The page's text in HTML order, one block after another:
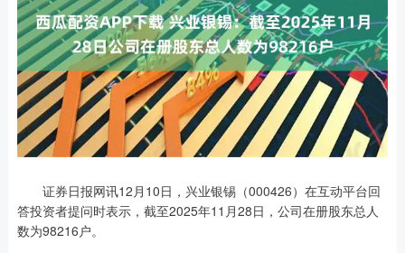
证券日报网讯12月10日，兴业银锡（000426）在互动平台回
答投资者提问时表示，截至2025年11月28日，公司在册股东总人
数为98216户。